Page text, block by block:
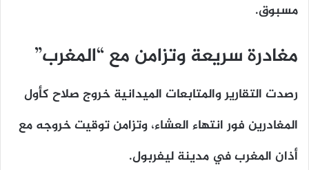
مسبوق.
مغادرة سريعة وتزامن مع “المغرب”
رصدت التقارير والمتابعات الميدانية خروج صلاح كأول
المغادرين فور انتهاء العشاء، وتزامن توقيت خروجه مع
أذان المغرب في مدينة ليفربول.